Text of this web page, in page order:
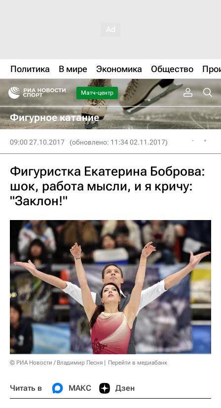
Политика В мире Экономика Общество
Матч-центр
Фигурное катание
09:00 27.10.2017 (обновлено: 11:34 02.11.2017)
Фигуристка Екатерина Боброва:
шок, работа мысли, и я кричу:
"Заклон!"
© РИА Новости / Владимир Песня Перейти в медиабанк
Читать в МАКС Дзен